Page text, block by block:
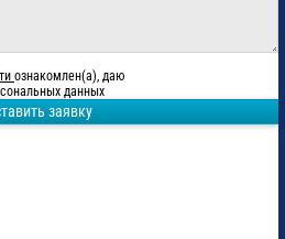
ознакомлен(а), даю
данных
заявку